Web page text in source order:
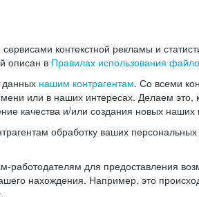
контекстной рекламы и
описан в Правилах использования
нашим контрагентам. Со всеми
или в наших интересах. Делаем
качества и/или создания новых наших
обработку ваших
для предоставления
нахождения. Например, это